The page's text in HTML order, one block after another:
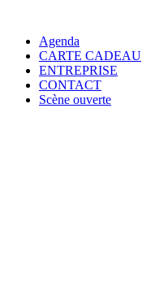
Agenda
CARTE CADEAU
ENTREPRISE
CONTACT
Scène ouverte